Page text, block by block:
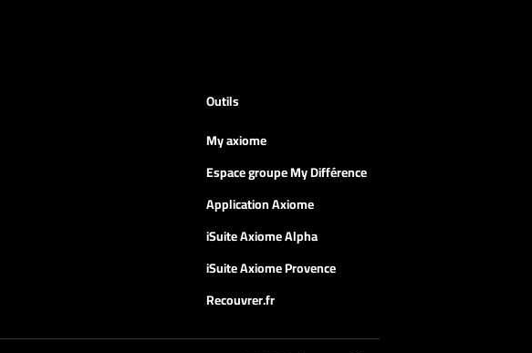
Outils
My axiome
Espace groupe My Différence
Application Axiome
iSuite Axiome Alpha
iSuite Axiome Provence
Recouvrer.fr